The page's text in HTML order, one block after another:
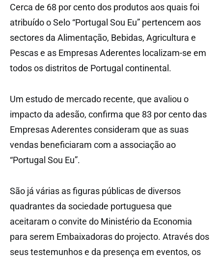
Cerca de 68 por cento dos produtos aos quais foi
atribuído o Selo “Portugal Sou Eu” pertencem aos
sectores da Alimentação, Bebidas, Agricultura e
Pescas e as Empresas Aderentes localizam-se em
todos os distritos de Portugal continental.
Um estudo de mercado recente, que avaliou o
impacto da adesão, confirma que 83 por cento das
Empresas Aderentes consideram que as suas
vendas beneficiaram com a associação ao
“Portugal Sou Eu”.
São já várias as figuras públicas de diversos
quadrantes da sociedade portuguesa que
aceitaram o convite do Ministério da Economia
para serem Embaixadoras do projecto. Através dos
seus testemunhos e da presença em eventos, os